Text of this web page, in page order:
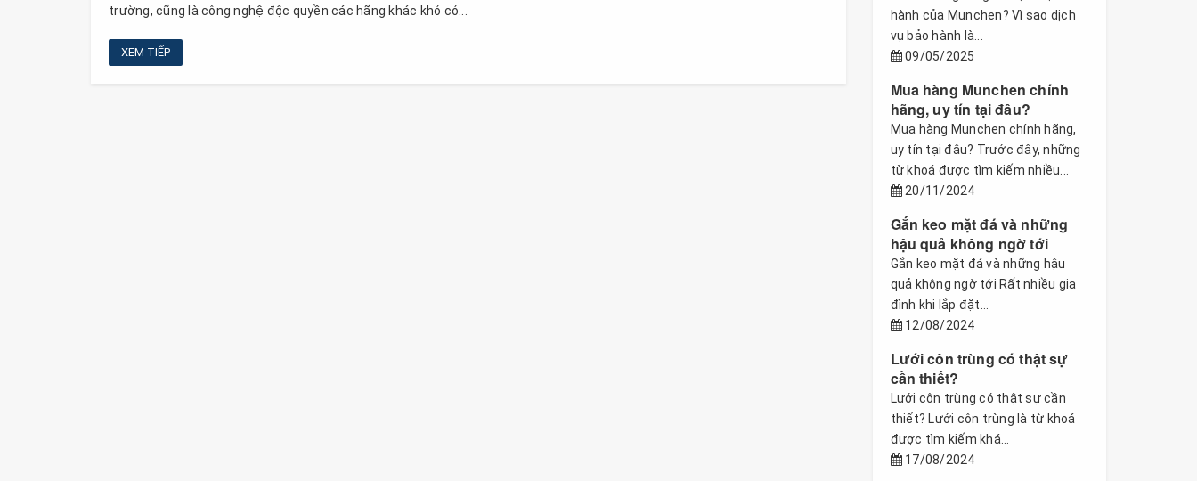
trường, cũng là công nghệ độc quyền các hãng khác khó có...
XEM TIẾP
hành của Munchen? Vì sao dịch
vụ bảo hành là...
09/05/2025
Mua hàng Munchen chính
hãng, uy tín tại đâu?
Mua hàng Munchen chính hãng,
uy tín tại đâu? Trước đây, những
từ khoá được tìm kiếm nhiều...
20/11/2024
Gắn keo mặt đá và những
hậu quả không ngờ tới
Gắn keo mặt đá và những hậu
quả không ngờ tới Rất nhiều gia
đình khi lắp đặt...
12/08/2024
Lưới côn trùng có thật sự
cần thiết?
Lưới côn trùng có thật sự cần
thiết? Lưới côn trùng là từ khoá
được tìm kiếm khá...
17/08/2024